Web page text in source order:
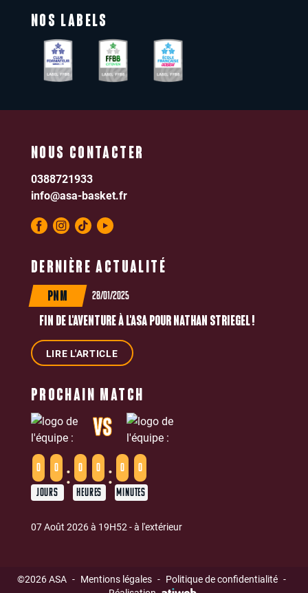
NOS LABELS
DERNIÈRE ACTUALITÉ
PNM 28/01/2025
FIN DE L'AVENTURE À L'ASA POUR NATHAN STRIEGEL !
LIRE L'ARTICLE
NOUS CONTACTER
0388721933
info@asa-basket.fr
PROCHAIN MATCH
0 0
JOURS
: 0 0
HEURES
: 0 0
MINUTES
VS
07 Août 2026 à 19H52 - à l'extérieur
©2026 ASA - Mentions légales - Politique de confidentialité -